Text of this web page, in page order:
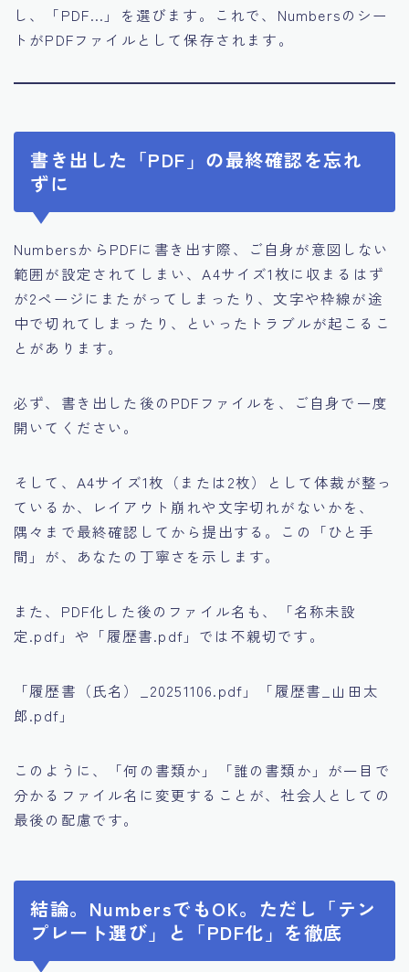
し、「PDF…」を選びます。これで、Numbersのシー
トがPDFファイルとして保存されます。
書き出した「PDF」の最終確認を忘れ
ずに
NumbersからPDFに書き出す際、ご自身が意図しない
範囲が設定されてしまい、A4サイズ1枚に収まるはず
が2ページにまたがってしまったり、文字や枠線が途
中で切れてしまったり、といったトラブルが起こるこ
とがあります。
必ず、書き出した後のPDFファイルを、ご自身で一度
開いてください。
そして、A4サイズ1枚（または2枚）として体裁が整っ
ているか、レイアウト崩れや文字切れがないかを、
隅々まで最終確認してから提出する。この「ひと手
間」が、あなたの丁寧さを示します。
また、PDF化した後のファイル名も、「名称未設
定.pdf」や「履歴書.pdf」では不親切です。
「履歴書（氏名）_20251106.pdf」「履歴書_山田太
郎.pdf」
このように、「何の書類か」「誰の書類か」が一目で
分かるファイル名に変更することが、社会人としての
最後の配慮です。
結論。NumbersでもOK。ただし「テン
プレート選び」と「PDF化」を徹底